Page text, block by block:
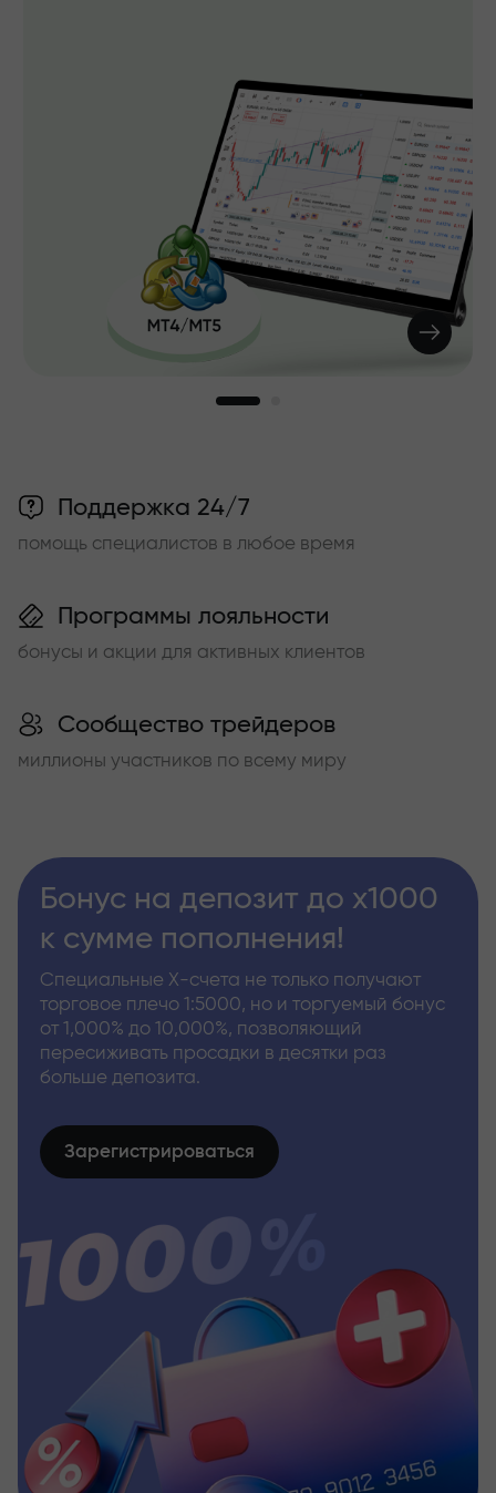
Поддержка 24/7
помощь специалистов в любое время
Программы лояльности
бонусы и акции для активных клиентов
Сообщество трейдеров
миллионы участников по всему миру
Бонус на депозит до х1000
к сумме пополнения!
Специальные Х-счета не только получают
торговое плечо 1:5000, но и торгуемый бонус
от 1,000% до 10,000%, позволяющий
пересиживать просадки в десятки раз
больше депозита.
Зарегистрироваться